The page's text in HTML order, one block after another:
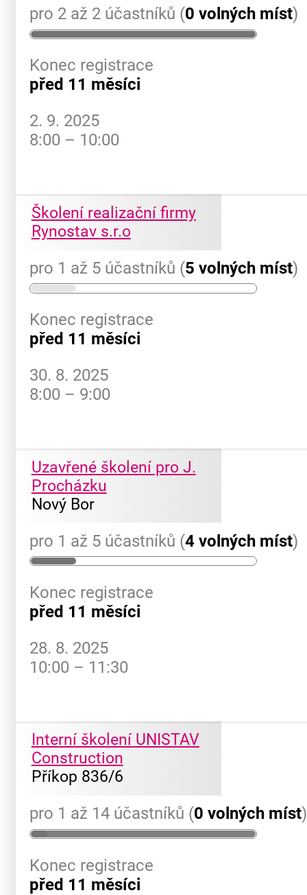
pro 2 až 2 účastníků (0 volných míst)
Konec registrace
před 11 měsíci
2. 9. 2025
8:00 – 10:00
Školení realizační firmy
Rynostav s.r.o
pro 1 až 5 účastníků (5 volných míst)
Konec registrace
před 11 měsíci
30. 8. 2025
8:00 – 9:00
Uzavřené školení pro J.
Procházku
Nový Bor
pro 1 až 5 účastníků (4 volných míst)
Konec registrace
před 11 měsíci
28. 8. 2025
10:00 – 11:30
Interní školení UNISTAV
Construction
Příkop 836/6
pro 1 až 14 účastníků (0 volných míst)
Konec registrace
před 11 měsíci